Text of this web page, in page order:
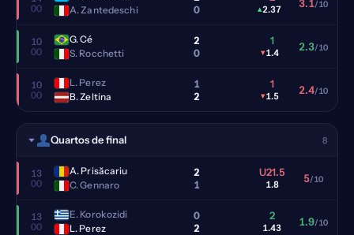
00
A. Zantedeschi
0
▴2.37 3.1/10
10
00
G. Cé
S. Rocchetti
2
0
1
▾1.4 2.3/10
10
00
L. Perez
B. Zeltina
1
2
1
▾1.5 2.4/10
Quartos de final 8
13
00
A. Prisăcariu
C. Gennaro
2
1
U21.5
1.8 5/10
13
00
E. Korokozidi
L. Perez
0
2
2
1.43 1.9/10